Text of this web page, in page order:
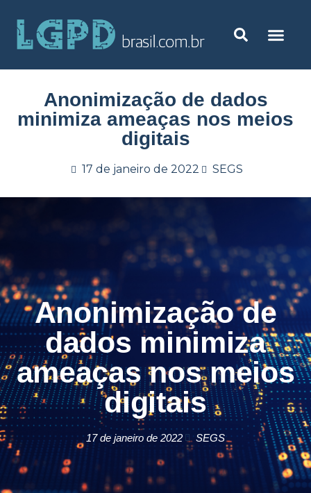
Anonimização de dados
minimiza ameaças nos meios
digitais
17 de janeiro de 2022 SEGS
Anonimização de
dados minimiza
ameaças nos meios
digitais
17 de janeiro de 2022 SEGS